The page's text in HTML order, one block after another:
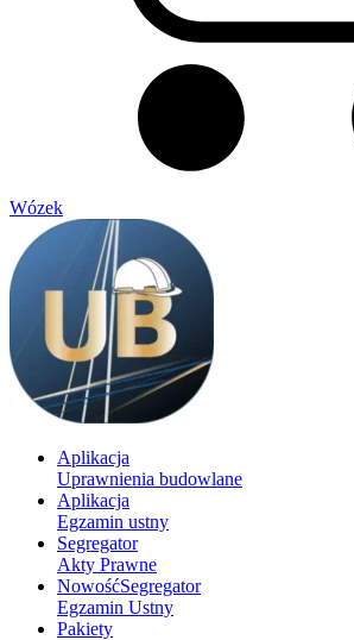
Wózek
Aplikacja
Uprawnienia budowlane
Aplikacja
Egzamin ustny
Segregator
Akty Prawne
NowośćSegregator
Egzamin Ustny
Pakiety